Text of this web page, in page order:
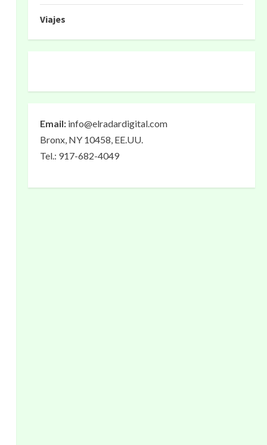
Viajes
Email: info@elradardigital.com
Bronx, NY 10458, EE.UU.
Tel.: 917-682-4049